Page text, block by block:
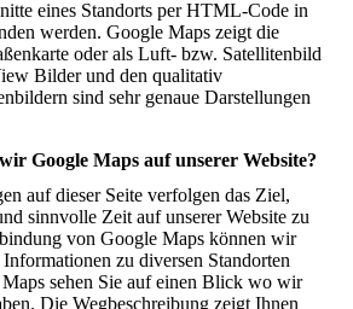
eines Standorts per HTML-Code in
werden. Google Maps zeigt die
oder als Luft- bzw. Satellitenbild
Bilder und den qualitativ
sind sehr genaue Darstellungen
Google Maps auf unserer Website?
auf dieser Seite verfolgen das Ziel,
sinnvolle Zeit auf unserer Website zu
von Google Maps können wir
zu diversen Standorten
sehen Sie auf einen Blick wo wir
Die Wegbeschreibung zeigt Ihnen